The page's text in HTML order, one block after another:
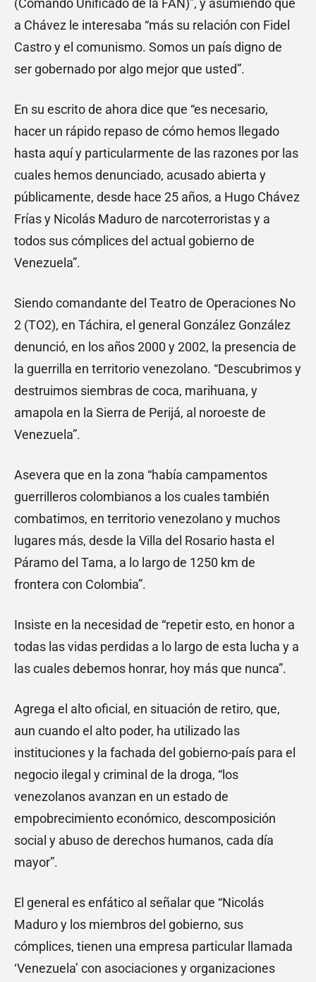
(Comando Unificado de la FAN)”, y asumiendo que
a Chávez le interesaba “más su relación con Fidel
Castro y el comunismo. Somos un país digno de
ser gobernado por algo mejor que usted”.
En su escrito de ahora dice que “es necesario,
hacer un rápido repaso de cómo hemos llegado
hasta aquí y particularmente de las razones por las
cuales hemos denunciado, acusado abierta y
públicamente, desde hace 25 años, a Hugo Chávez
Frías y Nicolás Maduro de narcoterroristas y a
todos sus cómplices del actual gobierno de
Venezuela”.
Siendo comandante del Teatro de Operaciones No
2 (TO2), en Táchira, el general González González
denunció, en los años 2000 y 2002, la presencia de
la guerrilla en territorio venezolano. “Descubrimos y
destruimos siembras de coca, marihuana, y
amapola en la Sierra de Perijá, al noroeste de
Venezuela”.
Asevera que en la zona “había campamentos
guerrilleros colombianos a los cuales también
combatimos, en territorio venezolano y muchos
lugares más, desde la Villa del Rosario hasta el
Páramo del Tama, a lo largo de 1250 km de
frontera con Colombia”.
Insiste en la necesidad de “repetir esto, en honor a
todas las vidas perdidas a lo largo de esta lucha y a
las cuales debemos honrar, hoy más que nunca”.
Agrega el alto oficial, en situación de retiro, que,
aun cuando el alto poder, ha utilizado las
instituciones y la fachada del gobierno-país para el
negocio ilegal y criminal de la droga, “los
venezolanos avanzan en un estado de
empobrecimiento económico, descomposición
social y abuso de derechos humanos, cada día
mayor”.
El general es enfático al señalar que “Nicolás
Maduro y los miembros del gobierno, sus
cómplices, tienen una empresa particular llamada
‘Venezuela’ con asociaciones y organizaciones